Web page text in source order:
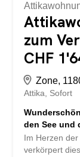
zum
CHF
Zone,
Attika Sofort
den See und
Im Herzen
verkörpert